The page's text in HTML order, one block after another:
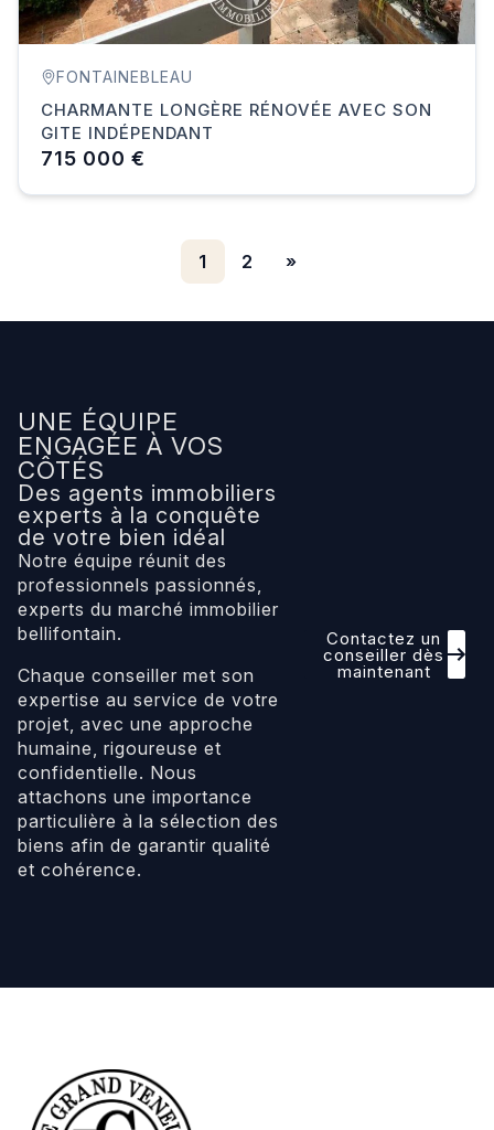
FONTAINEBLEAU
CHARMANTE LONGÈRE RÉNOVÉE AVEC SON
GITE INDÉPENDANT
715 000 €
1 2 »
UNE ÉQUIPE
ENGAGÉE À VOS
CÔTÉS
Des agents immobiliers
experts à la conquête
de votre bien idéal
Notre équipe réunit des
professionnels passionnés,
experts du marché immobilier
bellifontain.
Chaque conseiller met son
expertise au service de votre
projet, avec une approche
humaine, rigoureuse et
confidentielle. Nous
attachons une importance
particulière à la sélection des
biens afin de garantir qualité
et cohérence.
Contactez un
conseiller dès
maintenant